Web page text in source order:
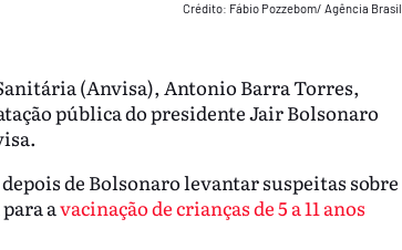
Crédito: Fábio Pozzebom/ Agência Brasil
(Anvisa), Antonio Barra Torres,
pública do presidente Jair Bolsonaro
de Bolsonaro levantar suspeitas sobre
avacinação de crianças de 5 a 11 anos